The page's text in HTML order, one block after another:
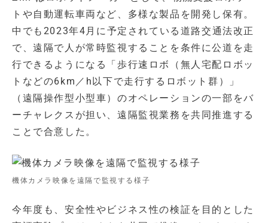
トや自動運転車両など、多様な製品を開発し保有。
中でも2023年4月に予定されている道路交通法改正
で、遠隔で人が常時監視することを条件に公道を走
行できるようになる「歩行速ロボ（無人宅配ロボッ
トなどの6km／h以下で走行するロボット群）」
（遠隔操作型小型車）のオペレーションの一部をバ
ーチャレクスが担い、遠隔監視業務を共同推進する
ことで合意した。
機体カメラ映像を遠隔で監視する様子
今年度も、安全性やビジネス性の検証を目的とした